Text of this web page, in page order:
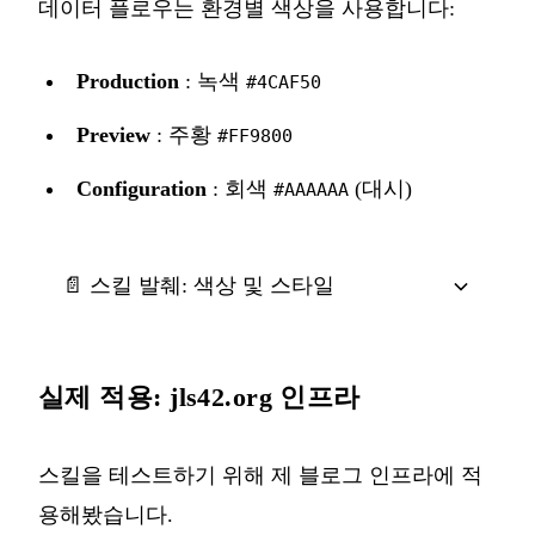
데이터 플로우는 환경별 색상을 사용합니다:
Production : 녹색 #4CAF50
Preview : 주황 #FF9800
Configuration : 회색 #AAAAAA (대시)
📄 스킬 발췌: 색상 및 스타일
실제 적용: jls42.org 인프라
스킬을 테스트하기 위해 제 블로그 인프라에 적
용해봤습니다.